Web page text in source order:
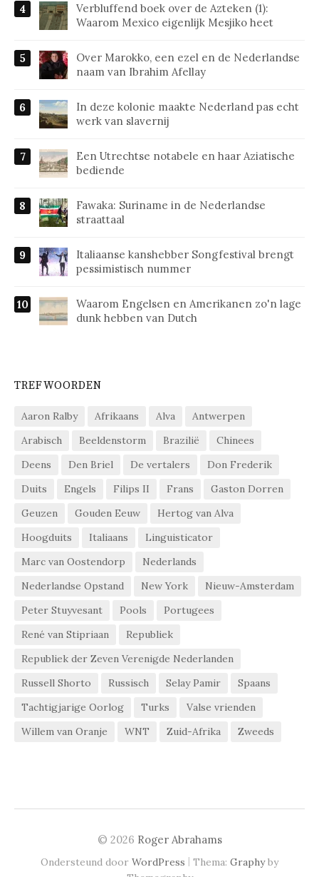
Verbluffend boek over de Azteken (1):
Waarom Mexico eigenlijk Mesjiko heet
Over Marokko, een ezel en de Nederlandse
naam van Ibrahim Afellay
In deze kolonie maakte Nederland pas echt
werk van slavernij
Een Utrechtse notabele en haar Aziatische
bediende
Fawaka: Suriname in de Nederlandse
straattaal
Italiaanse kanshebber Songfestival brengt
pessimistisch nummer
Waarom Engelsen en Amerikanen zo'n lage
dunk hebben van Dutch
TREFWOORDEN
Aaron Ralby Afrikaans Alva
Antwerpen
Arabisch
Beeldenstorm Brazilië
Chinees
Deens
Den Briel De vertalers
Don Frederik
Duits
Engels Filips II Frans
Gaston Dorren
Geuzen
Gouden Eeuw
Hertog van Alva
Hoogduits
Italiaans
Linguisticator
Marc van Oostendorp
Nederlands
Nederlandse Opstand
New York
Nieuw-Amsterdam
Peter Stuyvesant
Pools
Portugees
René van Stipriaan
Republiek
Republiek der Zeven Verenigde Nederlanden
Russell Shorto
Russisch Selay Pamir
Spaans
Tachtigjarige Oorlog
Turks
Valse vrienden
Willem van Oranje
WNT Zuid-Afrika Zweeds
© 2026 Roger Abrahams
Ondersteund door WordPress | Thema: Graphyby